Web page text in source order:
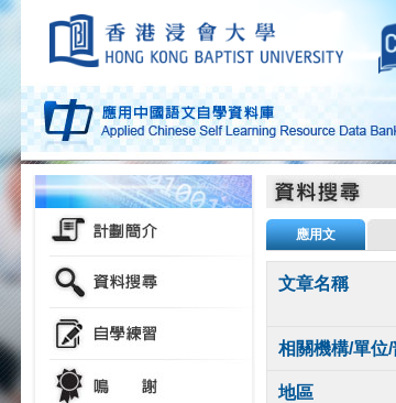
應用文
文章名稱
相關機構/單位/
地區